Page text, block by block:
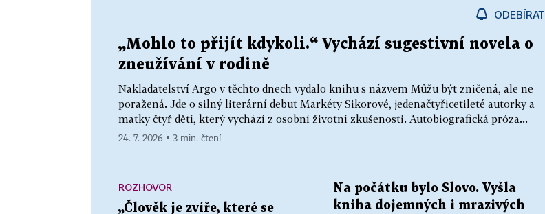
ODEBÍRAT
„Mohlo to přijít kdykoli.“ Vychází sugestivní novela o
zneužívání v rodině
Nakladatelství Argo v těchto dnech vydalo knihu s názvem Můžu být zničená, ale ne
poražená. Jde o silný literární debut Markéty Sikorové, jedenačtyřicetileté autorky a
matky čtyř dětí, který vychází z osobní životní zkušenosti. Autobiografická próza...
24. 7. 2026 ▪ 3 min. čtení
ROZHOVOR
„Člověk je zvíře, které se
Na počátku bylo Slovo. Vyšla
kniha dojemných i mrazivých